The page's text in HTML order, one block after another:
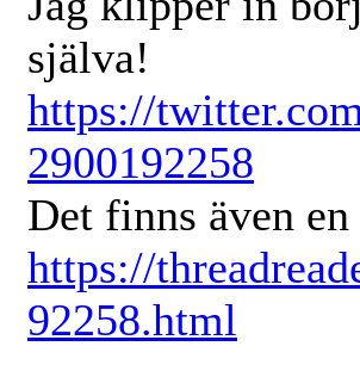
själva!
https://
2900192258
Det finns även
https://
92258.html